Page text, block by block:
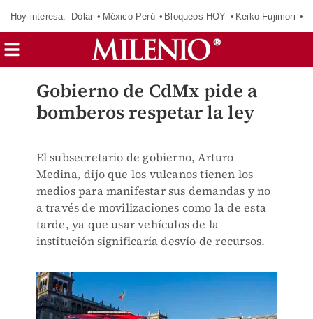
Hoy interesa: Dólar México-Perú Bloqueos HOY Keiko Fujimori
Gobierno de CdMx pide a
bomberos respetar la ley
El subsecretario de gobierno, Arturo
Medina, dijo que los vulcanos tienen los
medios para manifestar sus demandas y no
a través de movilizaciones como la de esta
tarde, ya que usar vehículos de la
institución significaría desvío de recursos.